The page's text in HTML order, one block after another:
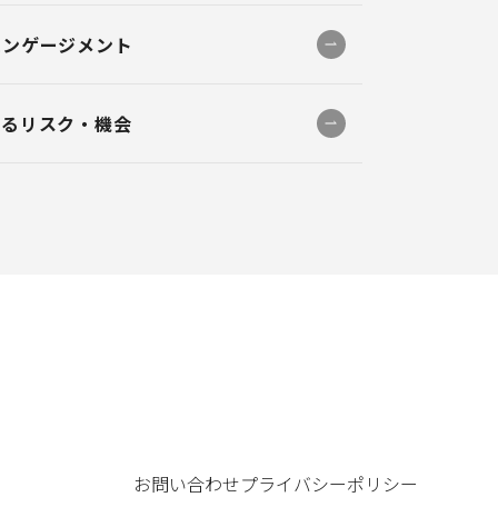
ゲージメント
リスク・機会
お問い合わせプライバシーポリシー